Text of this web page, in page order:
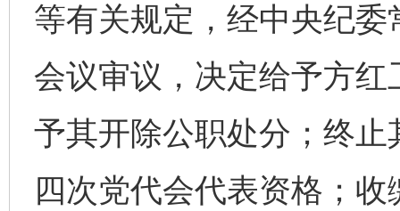
等有关规定，经中央纪
会议审议，决定给予方
予其开除公职处分；终
四次党代会代表资格；
完善运行机制助力责任有效落实